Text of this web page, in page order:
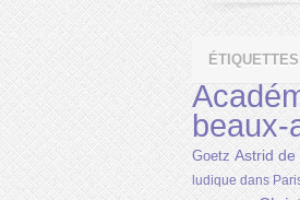
ÉTIQUETTES
beaux-
Goetz Astrid
ludique dans